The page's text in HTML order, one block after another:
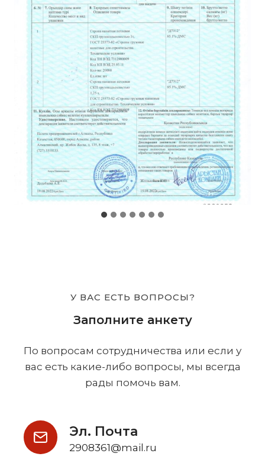
У ВАС ЕСТЬ ВОПРОСЫ?
Заполните анкету
По вопросам сотрудничества или если у
вас есть какие-либо вопросы, мы всегда
рады помочь вам.
Эл. Почта
2908361@mail.ru